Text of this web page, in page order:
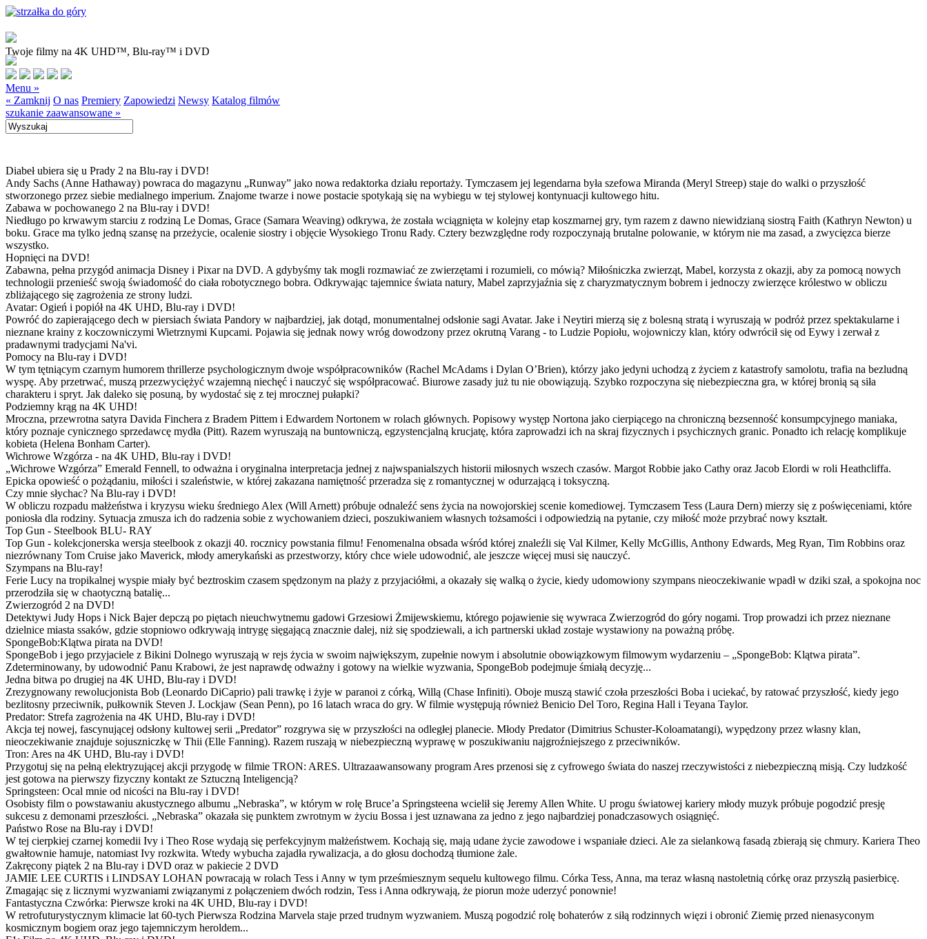
Twoje filmy na 4K UHD™, Blu-ray™ i DVD
Menu »
« Zamknij O nas Premiery Zapowiedzi Newsy Katalog filmów
szukanie zaawansowane »
Diabeł ubiera się u Prady 2 na Blu-ray i DVD!
Andy Sachs (Anne Hathaway) powraca do magazynu „Runway” jako nowa redaktorka działu reportaży. Tymczasem jej legendarna była szefowa Miranda (Meryl Streep) staje do walki o przyszłość
stworzonego przez siebie medialnego imperium. Znajome twarze i nowe postacie spotykają się na wybiegu w tej stylowej kontynuacji kultowego hitu.
Zabawa w pochowanego 2 na Blu-ray i DVD!
Niedługo po krwawym starciu z rodziną Le Domas, Grace (Samara Weaving) odkrywa, że została wciągnięta w kolejny etap koszmarnej gry, tym razem z dawno niewidzianą siostrą Faith (Kathryn Newton) u
boku. Grace ma tylko jedną szansę na przeżycie, ocalenie siostry i objęcie Wysokiego Tronu Rady. Cztery bezwzględne rody rozpoczynają brutalne polowanie, w którym nie ma zasad, a zwycięzca bierze
wszystko.
Hopnięci na DVD!
Zabawna, pełna przygód animacja Disney i Pixar na DVD. A gdybyśmy tak mogli rozmawiać ze zwierzętami i rozumieli, co mówią? Miłośniczka zwierząt, Mabel, korzysta z okazji, aby za pomocą nowych
technologii przenieść swoją świadomość do ciała robotycznego bobra. Odkrywając tajemnice świata natury, Mabel zaprzyjaźnia się z charyzmatycznym bobrem i jednoczy zwierzęce królestwo w obliczu
zbliżającego się zagrożenia ze strony ludzi.
Avatar: Ogień i popiół na 4K UHD, Blu-ray i DVD!
Powróć do zapierającego dech w piersiach świata Pandory w najbardziej, jak dotąd, monumentalnej odsłonie sagi Avatar. Jake i Neytiri mierzą się z bolesną stratą i wyruszają w podróż przez spektakularne i
nieznane krainy z koczowniczymi Wietrznymi Kupcami. Pojawia się jednak nowy wróg dowodzony przez okrutną Varang - to Ludzie Popiołu, wojowniczy klan, który odwrócił się od Eywy i zerwał z
pradawnymi tradycjami Na'vi.
Pomocy na Blu-ray i DVD!
W tym tętniącym czarnym humorem thrillerze psychologicznym dwoje współpracowników (Rachel McAdams i Dylan O’Brien), którzy jako jedyni uchodzą z życiem z katastrofy samolotu, trafia na bezludną
wyspę. Aby przetrwać, muszą przezwyciężyć wzajemną niechęć i nauczyć się współpracować. Biurowe zasady już tu nie obowiązują. Szybko rozpoczyna się niebezpieczna gra, w której bronią są siła
charakteru i spryt. Jak daleko się posuną, by wydostać się z tej mrocznej pułapki?
Podziemny krąg na 4K UHD!
Mroczna, przewrotna satyra Davida Finchera z Bradem Pittem i Edwardem Nortonem w rolach głównych. Popisowy występ Nortona jako cierpiącego na chroniczną bezsenność konsumpcyjnego maniaka,
który poznaje cynicznego sprzedawcę mydła (Pitt). Razem wyruszają na buntowniczą, egzystencjalną krucjatę, która zaprowadzi ich na skraj fizycznych i psychicznych granic. Ponadto ich relację komplikuje
kobieta (Helena Bonham Carter).
Wichrowe Wzgórza - na 4K UHD, Blu-ray i DVD!
„Wichrowe Wzgórza” Emerald Fennell, to odważna i oryginalna interpretacja jednej z najwspanialszych historii miłosnych wszech czasów. Margot Robbie jako Cathy oraz Jacob Elordi w roli Heathcliffa.
Epicka opowieść o pożądaniu, miłości i szaleństwie, w której zakazana namiętność przeradza się z romantycznej w odurzającą i toksyczną.
Czy mnie słychac? Na Blu-ray i DVD!
W obliczu rozpadu małżeństwa i kryzysu wieku średniego Alex (Will Arnett) próbuje odnaleźć sens życia na nowojorskiej scenie komediowej. Tymczasem Tess (Laura Dern) mierzy się z poświęceniami, które
poniosła dla rodziny. Sytuacja zmusza ich do radzenia sobie z wychowaniem dzieci, poszukiwaniem własnych tożsamości i odpowiedzią na pytanie, czy miłość może przybrać nowy kształt.
Top Gun - Steelbook BLU- RAY
Top Gun - kolekcjonerska wersja steelbook z okazji 40. rocznicy powstania filmu! Fenomenalna obsada wśród której znaleźli się Val Kilmer, Kelly McGillis, Anthony Edwards, Meg Ryan, Tim Robbins oraz
niezrównany Tom Cruise jako Maverick, młody amerykański as przestworzy, który chce wiele udowodnić, ale jeszcze więcej musi się nauczyć.
Szympans na Blu-ray!
Ferie Lucy na tropikalnej wyspie miały być beztroskim czasem spędzonym na plaży z przyjaciółmi, a okazały się walką o życie, kiedy udomowiony szympans nieoczekiwanie wpadł w dziki szał, a spokojna noc
przerodziła się w chaotyczną batalię...
Zwierzogród 2 na DVD!
Detektywi Judy Hops i Nick Bajer depczą po piętach nieuchwytnemu gadowi Grzesiowi Żmijewskiemu, którego pojawienie się wywraca Zwierzogród do góry nogami. Trop prowadzi ich przez nieznane
dzielnice miasta ssaków, gdzie stopniowo odkrywają intrygę sięgającą znacznie dalej, niż się spodziewali, a ich partnerski układ zostaje wystawiony na poważną próbę.
SpongeBob:Klątwa pirata na DVD!
SpongeBob i jego przyjaciele z Bikini Dolnego wyruszają w rejs życia w swoim największym, zupełnie nowym i absolutnie obowiązkowym filmowym wydarzeniu – „SpongeBob: Klątwa pirata”.
Zdeterminowany, by udowodnić Panu Krabowi, że jest naprawdę odważny i gotowy na wielkie wyzwania, SpongeBob podejmuje śmiałą decyzję...
Jedna bitwa po drugiej na 4K UHD, Blu-ray i DVD!
Zrezygnowany rewolucjonista Bob (Leonardo DiCaprio) pali trawkę i żyje w paranoi z córką, Willą (Chase Infiniti). Oboje muszą stawić czoła przeszłości Boba i uciekać, by ratować przyszłość, kiedy jego
bezlitosny przeciwnik, pułkownik Steven J. Lockjaw (Sean Penn), po 16 latach wraca do gry. W filmie występują również Benicio Del Toro, Regina Hall i Teyana Taylor.
Predator: Strefa zagrożenia na 4K UHD, Blu-ray i DVD!
Akcja tej nowej, fascynującej odsłony kultowej serii „Predator” rozgrywa się w przyszłości na odległej planecie. Młody Predator (Dimitrius Schuster-Koloamatangi), wypędzony przez własny klan,
nieoczekiwanie znajduje sojuszniczkę w Thii (Elle Fanning). Razem ruszają w niebezpieczną wyprawę w poszukiwaniu najgroźniejszego z przeciwników.
Tron: Ares na 4K UHD, Blu-ray i DVD!
Przygotuj się na pełną elektryzującej akcji przygodę w filmie TRON: ARES. Ultrazaawansowany program Ares przenosi się z cyfrowego świata do naszej rzeczywistości z niebezpieczną misją. Czy ludzkość
jest gotowa na pierwszy fizyczny kontakt ze Sztuczną Inteligencją?
Springsteen: Ocal mnie od nicości na Blu-ray i DVD!
Osobisty film o powstawaniu akustycznego albumu „Nebraska”, w którym w rolę Bruce’a Springsteena wcielił się Jeremy Allen White. U progu światowej kariery młody muzyk próbuje pogodzić presję
sukcesu z demonami przeszłości. „Nebraska” okazała się punktem zwrotnym w życiu Bossa i jest uznawana za jedno z jego najbardziej ponadczasowych osiągnięć.
Państwo Rose na Blu-ray i DVD!
W tej cierpkiej czarnej komedii Ivy i Theo Rose wydają się perfekcyjnym małżeństwem. Kochają się, mają udane życie zawodowe i wspaniałe dzieci. Ale za sielankową fasadą zbierają się chmury. Kariera Theo
gwałtownie hamuje, natomiast Ivy rozkwita. Wtedy wybucha zajadła rywalizacja, a do głosu dochodzą tłumione żale.
Zakręcony piątek 2 na Blu-ray i DVD oraz w pakiecie 2 DVD
JAMIE LEE CURTIS i LINDSAY LOHAN powracają w rolach Tess i Anny w tym prześmiesznym sequelu kultowego filmu. Córka Tess, Anna, ma teraz własną nastoletnią córkę oraz przyszłą pasierbicę.
Zmagając się z licznymi wyzwaniami związanymi z połączeniem dwóch rodzin, Tess i Anna odkrywają, że piorun może uderzyć ponownie!
Fantastyczna Czwórka: Pierwsze kroki na 4K UHD, Blu-ray i DVD!
W retrofuturystycznym klimacie lat 60-tych Pierwsza Rodzina Marvela staje przed trudnym wyzwaniem. Muszą pogodzić rolę bohaterów z siłą rodzinnych więzi i obronić Ziemię przed nienasyconym
kosmicznym bogiem oraz jego tajemniczym heroldem...